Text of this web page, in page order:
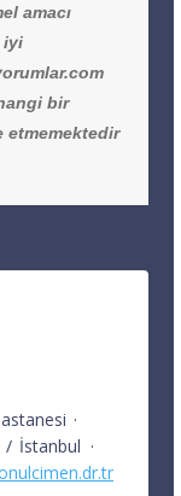
amacı
iyi
bir
etmemektedir
·
/ İstanbul ·